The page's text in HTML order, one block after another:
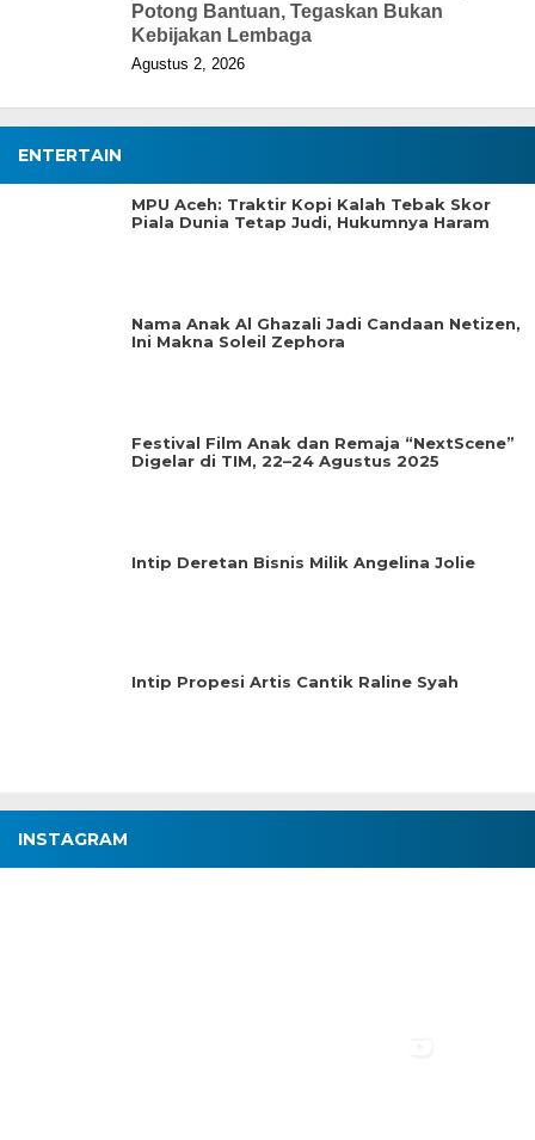
Potong Bantuan, Tegaskan Bukan
Kebijakan Lembaga
Agustus 2, 2026
ENTERTAIN
MPU Aceh: Traktir Kopi Kalah Tebak Skor
Piala Dunia Tetap Judi, Hukumnya Haram
Nama Anak Al Ghazali Jadi Candaan Netizen,
Ini Makna Soleil Zephora
Festival Film Anak dan Remaja “NextScene”
Digelar di TIM, 22–24 Agustus 2025
Intip Deretan Bisnis Milik Angelina Jolie
Intip Propesi Artis Cantik Raline Syah
INSTAGRAM